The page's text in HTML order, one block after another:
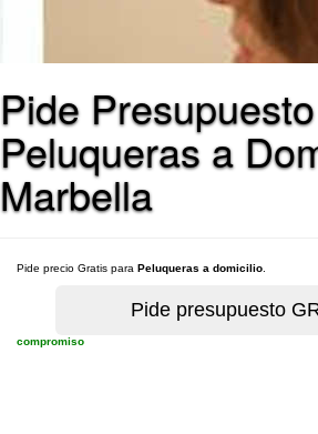
Pide
Peluqueras a
Marbella
Pide precio Gratis para Peluqueras a domicilio
compromiso